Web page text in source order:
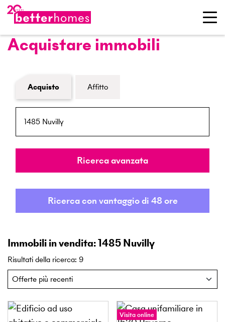
Acquistare immobili
Modulo di ricerca immobiliare
Acquisto Affitto
NPA / Località
Raggio
Ricerca avanzata
Ricerca con vantaggio di 48 ore
Immobili in vendita: 1485 Nuvilly
Risultati della ricerca: 9
Visita online